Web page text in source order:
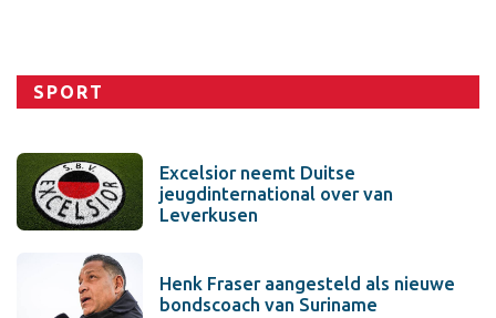
SPORT
Excelsior neemt Duitse
jeugdinternational over van
Leverkusen
Henk Fraser aangesteld als nieuwe
bondscoach van Suriname